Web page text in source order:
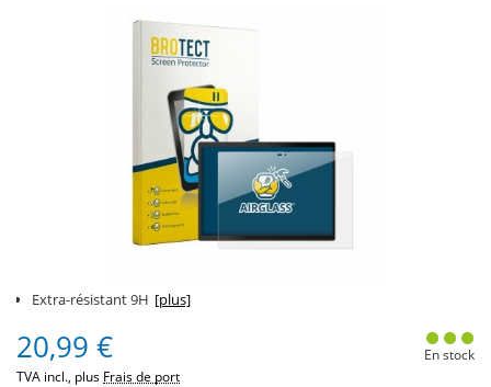
Extra-résistant 9H [plus]
20,99 €
TVA incl., plus Frais de port
En stock